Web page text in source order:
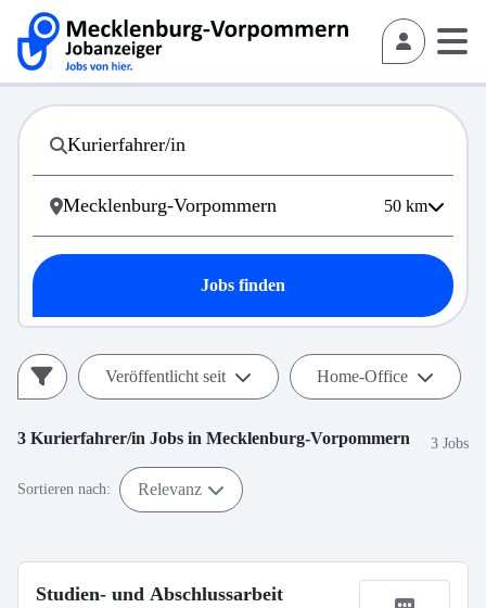
50 km
Jobs finden
Veröffentlicht seit Home-Office
3 Kurierfahrer/in Jobs in Mecklenburg-Vorpommern 3 Jobs
Sortieren nach: Relevanz
Studien- und Abschlussarbeit